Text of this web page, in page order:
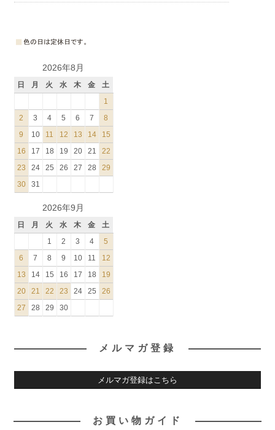
2026年8月
日 月 火 水 木 金
土
1
2
3 4 5 6 7
8
9
10 11 12 13 14
15
16
17 18 19 20 21
22
23
24 25 26 27 28
29
30
31
2026年9月
日 月 火 水 木 金
土
1
2 3 4
5
6
7 8 9 10 11
12
13
14 15 16 17 18
19
20
21 22 23 24 25
26
27
28 29 30
メルマガ登録
メルマガ登録はこちら
お買い物ガイド